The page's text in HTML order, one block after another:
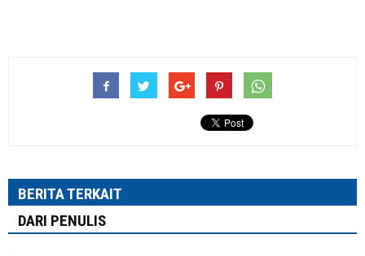
BERITA TERKAIT
DARI PENULIS